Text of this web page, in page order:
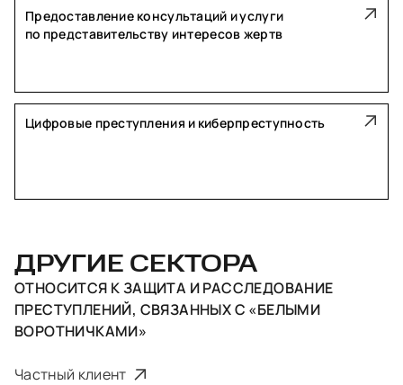
Предоставление консультаций и услуги
по представительству интересов жертв
Цифровые преступления и киберпреступность
ДРУГИЕ СЕКТОРА
ОТНОСИТСЯ КЗАЩИТА И РАССЛЕДОВАНИЕ
ПРЕСТУПЛЕНИЙ, СВЯЗАННЫХ С «БЕЛЫМИ
ВОРОТНИЧКАМИ»
Частный клиент